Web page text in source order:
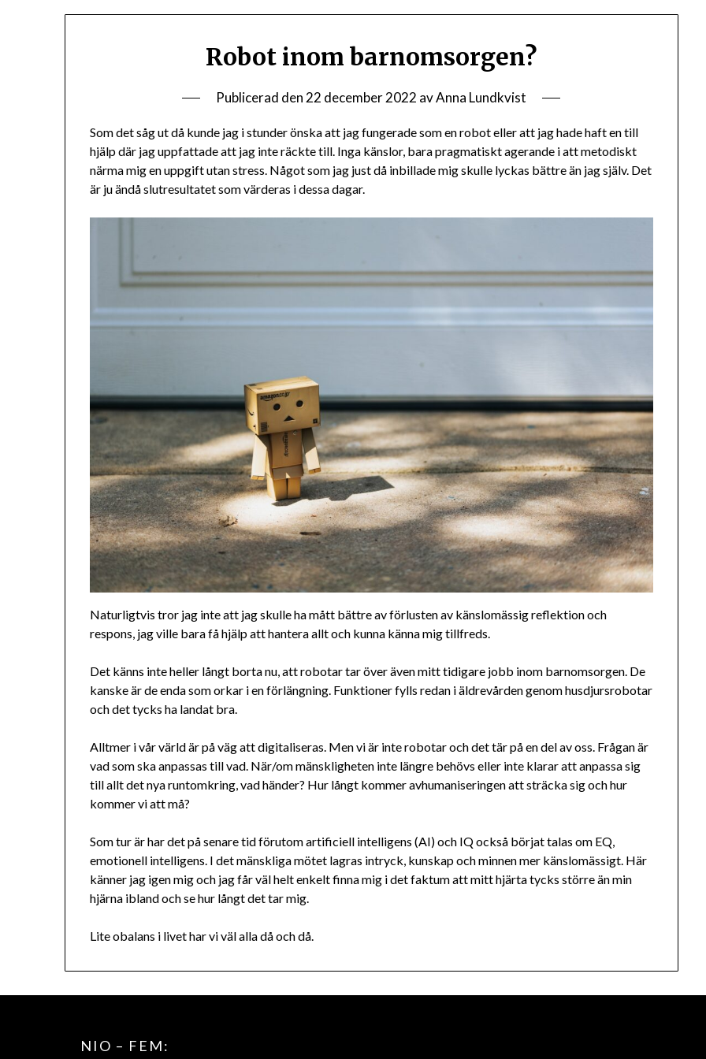
Robot inom barnomsorgen?
Publicerad den 22 december 2022 avAnna Lundkvist
Som det såg ut då kunde jag i stunder önska att jag fungerade som en robot eller att jag hade haft en till
hjälp där jag uppfattade att jag inte räckte till. Inga känslor, bara pragmatiskt agerande i att metodiskt
närma mig en uppgift utan stress. Något som jag just då inbillade mig skulle lyckas bättre än jag själv. Det
är ju ändå slutresultatet som värderas i dessa dagar.
Naturligtvis tror jag inte att jag skulle ha mått bättre av förlusten av känslomässig reflektion och
respons, jag ville bara få hjälp att hantera allt och kunna känna mig tillfreds.
Det känns inte heller långt borta nu, att robotar tar över även mitt tidigare jobb inom barnomsorgen. De
kanske är de enda som orkar i en förlängning. Funktioner fylls redan i äldrevården genom husdjursrobotar
och det tycks ha landat bra.
Alltmer i vår värld är på väg att digitaliseras. Men vi är inte robotar och det tär på en del av oss. Frågan är
vad som ska anpassas till vad. När/om mänskligheten inte längre behövs eller inte klarar att anpassa sig
till allt det nya runtomkring, vad händer? Hur långt kommer avhumaniseringen att sträcka sig och hur
kommer vi att må?
Som tur är har det på senare tid förutom artificiell intelligens (AI) och IQ också börjat talas om EQ,
emotionell intelligens. I det mänskliga mötet lagras intryck, kunskap och minnen mer känslomässigt. Här
känner jag igen mig och jag får väl helt enkelt finna mig i det faktum att mitt hjärta tycks större än min
hjärna ibland och se hur långt det tar mig.
Lite obalans i livet har vi väl alla då och då.
NIO – FEM: